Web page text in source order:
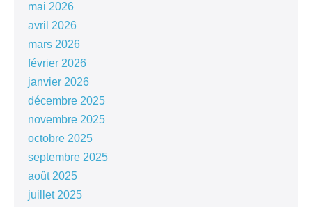
mai 2026
avril 2026
mars 2026
février 2026
janvier 2026
décembre 2025
novembre 2025
octobre 2025
septembre 2025
août 2025
juillet 2025